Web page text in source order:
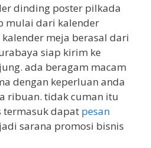
dinding poster pilkada
mulai dari kalender
meja berasal dari
siap kirim ke
ada beragam macam
dengan keperluan anda
ribuan. tidak cuman itu
termasuk dapat pesan
sarana promosi bisnis